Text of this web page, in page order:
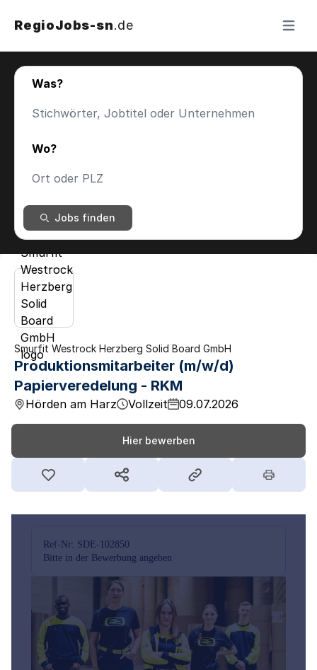
RegioJobs-sn.de Menü
Was?
Wo?
Jobs finden
Smurfit Westrock Herzberg Solid Board GmbH
Produktionsmitarbeiter (m/w/d)
Papierveredelung - RKM
Hörden am Harz Vollzeit 09.07.2026
Hier bewerben